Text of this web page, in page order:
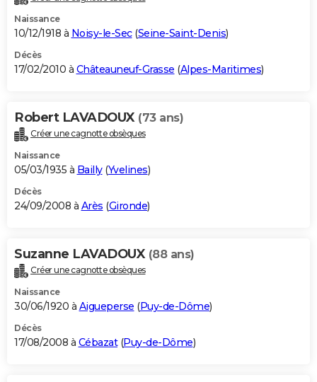
Naissance
10/12/1918 à Noisy-le-Sec(Seine-Saint-Denis)
Décès
17/02/2010 à Châteauneuf-Grasse (Alpes-Maritimes)
Robert LAVADOUX (73 ans)
Créer une cagnotte obsèques
Naissance
05/03/1935 à Bailly(Yvelines)
Décès
24/09/2008 à Arès (Gironde)
Suzanne LAVADOUX (88 ans)
Créer une cagnotte obsèques
Naissance
30/06/1920 à Aigueperse (Puy-de-Dôme)
Décès
17/08/2008 à Cébazat(Puy-de-Dôme)